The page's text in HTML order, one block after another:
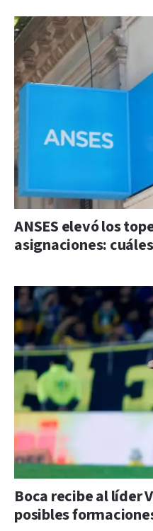
ANSES elevó los
asignaciones:
Boca recibe al líder
posibles